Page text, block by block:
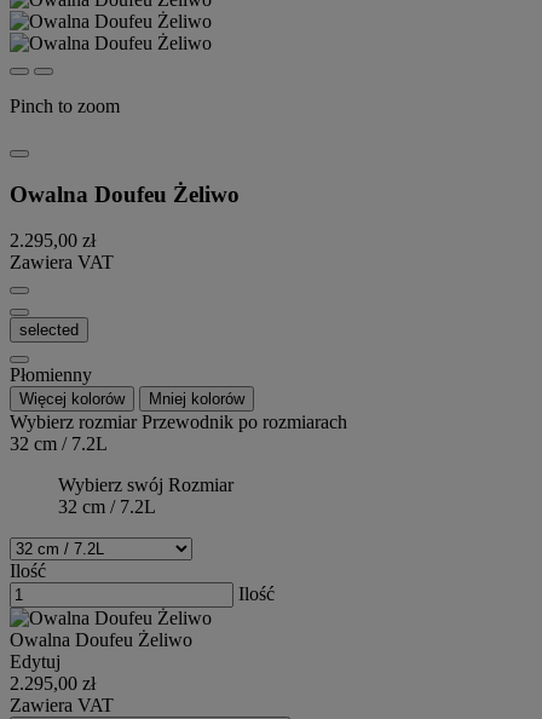
Pinch to zoom
Owalna Doufeu Żeliwo
2.295,00 zł
Zawiera VAT
selected
Płomienny
Więcej kolorów Mniej kolorów
Wybierz rozmiarPrzewodnik po rozmiarach
32 cm / 7.2L
Wybierz swój Rozmiar
32 cm / 7.2L
Ilość
Ilość
Owalna Doufeu Żeliwo
Edytuj
2.295,00 zł
Zawiera VAT